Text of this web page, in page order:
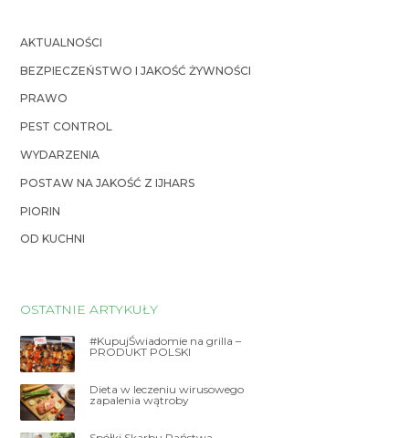
AKTUALNOŚCI
BEZPIECZEŃSTWO I JAKOŚĆ ŻYWNOŚCI
PRAWO
PEST CONTROL
WYDARZENIA
POSTAW NA JAKOŚĆ Z IJHARS
PIORIN
OD KUCHNI
OSTATNIE ARTYKUŁY
#KupujŚwiadomie na grilla –
PRODUKT POLSKI
Dieta w leczeniu wirusowego
zapalenia wątroby